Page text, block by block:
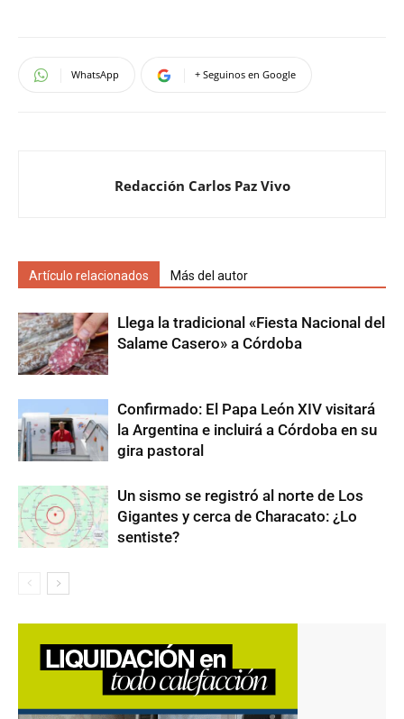
WhatsApp + Seguinos en Google
Redacción Carlos Paz Vivo
Artículo relacionados Más del autor
Llega la tradicional «Fiesta Nacional del
Salame Casero» a Córdoba
Confirmado: El Papa León XIV visitará
la Argentina e incluirá a Córdoba en su
gira pastoral
Un sismo se registró al norte de Los
Gigantes y cerca de Characato: ¿Lo
sentiste?